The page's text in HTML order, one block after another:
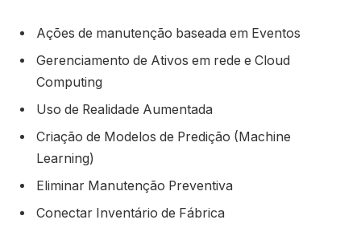
Ações de manutenção baseada em Eventos
Gerenciamento de Ativos em rede e Cloud
Computing
Uso de Realidade Aumentada
Criação de Modelos de Predição (Machine
Learning)
Eliminar Manutenção Preventiva
Conectar Inventário de Fábrica